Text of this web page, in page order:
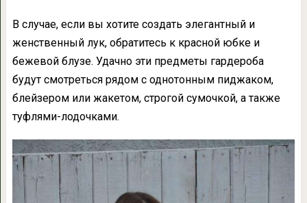
В случае, если вы хотите создать элегантный и
женственный лук, обратитесь к красной юбке и
бежевой блузе. Удачно эти предметы гардероба
будут смотреться рядом с однотонным пиджаком,
блейзером или жакетом, строгой сумочкой, а также
туфлями-лодочками.